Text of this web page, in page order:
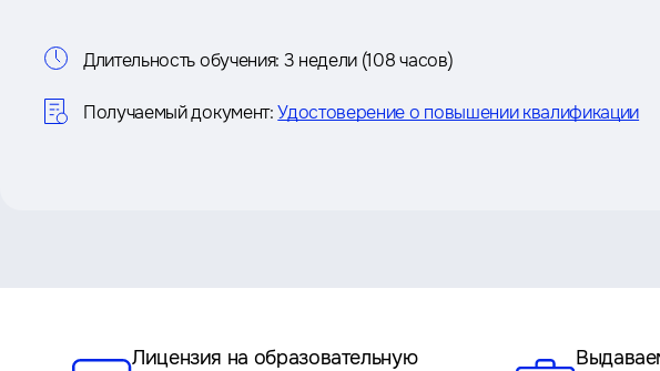
Информация
о
курсе
Длительность обучения: 3 недели (108 часов)
Получаемый документ: Удостоверение о повышении квалификации
Лицензия на образовательную